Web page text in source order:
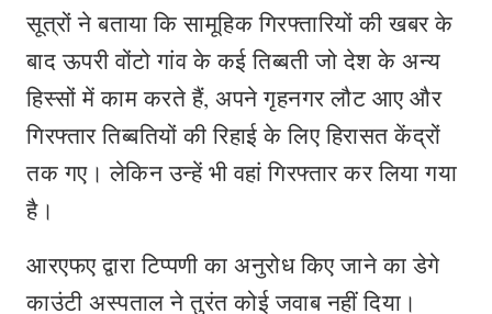
सूत्रों ने बताया कि सामूहिक गिरफ्तारियों की खबर के
बाद ऊपरी वोंटो गांव के कई तिब्बती जो देश के अन्य
हिस्सों में काम करते हैं, अपने गृहनगर लौट आए और
गिरफ्तार तिब्बतियों की रिहाई के लिए हिरासत केंद्रों
तक गए। लेकिन उन्हें भी वहां गिरफ्तार कर लिया गया
है।
आरएफए द्वारा टिप्पणी का अनुरोध किए जाने का डेगे
काउंटी अस्पताल ने तुरंत कोई जवाब नहीं दिया।